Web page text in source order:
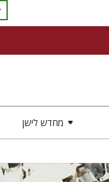
מחדש לישן